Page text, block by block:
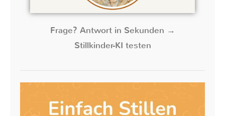
Frage? Antwort in Sekunden →
Stillkinder-KI testen